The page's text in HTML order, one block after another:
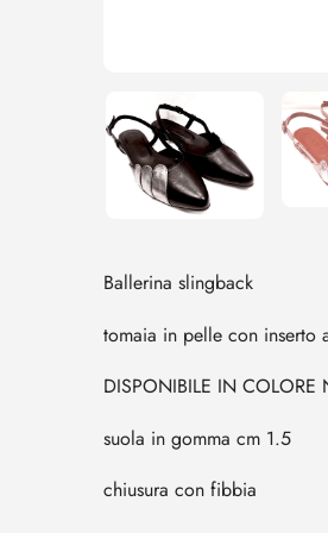
Ballerina slingback
tomaia in pelle con inserto
DISPONIBILE IN COLORE
suola in gomma cm 1.5
chiusura con fibbia